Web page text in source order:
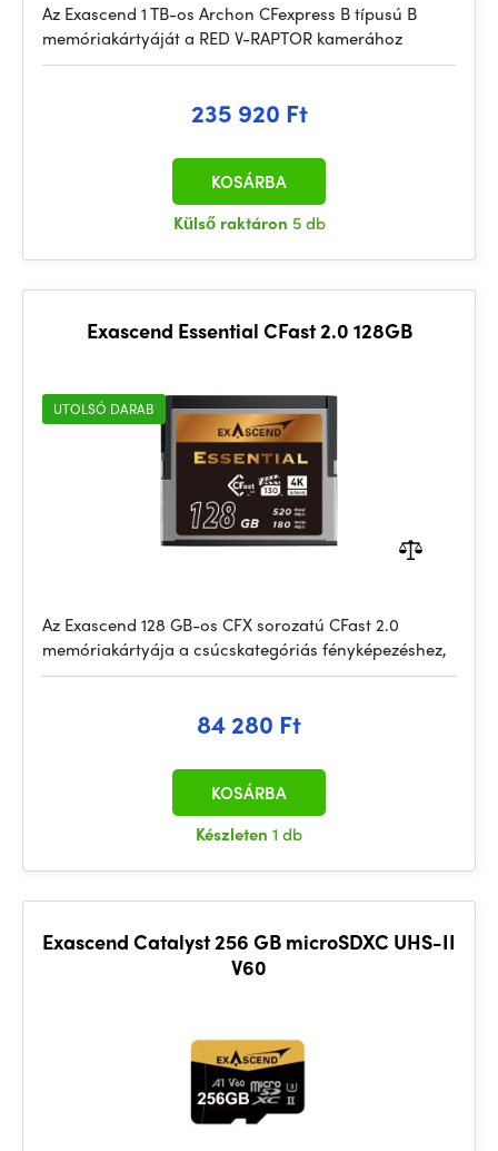
Az Exascend 1 TB-os Archon CFexpress B típusú B
memóriakártyáját a RED V-RAPTOR kamerához
235 920 Ft
Külső raktáron 5 db
KOSÁRBA
Exascend Essential CFast 2.0 128GB
UTOLSÓ DARAB
Az Exascend 128 GB-os CFX sorozatú CFast 2.0
memóriakártyája a csúcskategóriás fényképezéshez,
84 280 Ft
Készleten 1 db
KOSÁRBA
Exascend Catalyst 256 GB microSDXC UHS-II
V60